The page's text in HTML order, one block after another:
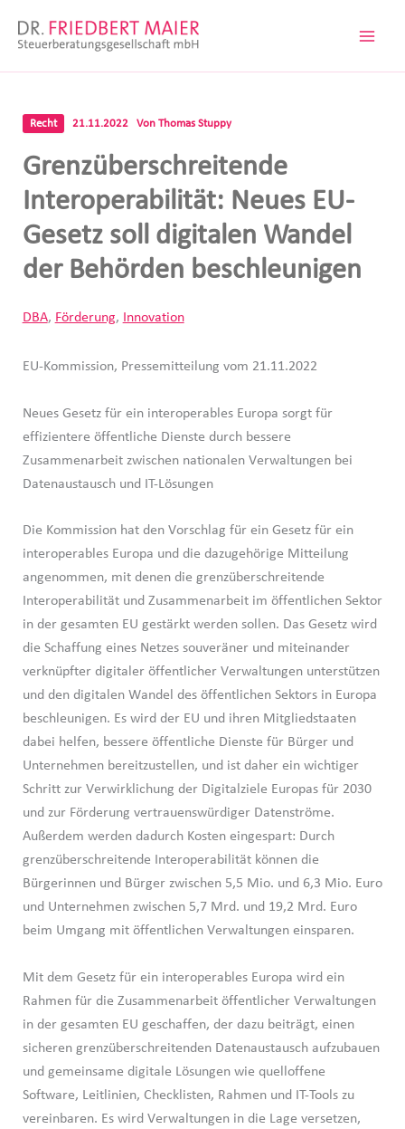
Inhalt
Recht 21.11.2022 Von Thomas Stuppy
Grenzüberschreitende
Interoperabilität: Neues EU-
Gesetz soll digitalen Wandel
der Behörden beschleunigen
DBA, Förderung, Innovation
EU-Kommission, Pressemitteilung vom 21.11.2022
Neues Gesetz für ein interoperables Europa sorgt für
effizientere öffentliche Dienste durch bessere
Zusammenarbeit zwischen nationalen Verwaltungen bei
Datenaustausch und IT-Lösungen
Die Kommission hat den Vorschlag für ein Gesetz für ein
interoperables Europa und die dazugehörige Mitteilung
angenommen, mit denen die grenzüberschreitende
Interoperabilität und Zusammenarbeit im öffentlichen Sektor
in der gesamten EU gestärkt werden sollen. Das Gesetz wird
die Schaffung eines Netzes souveräner und miteinander
verknüpfter digitaler öffentlicher Verwaltungen unterstützen
und den digitalen Wandel des öffentlichen Sektors in Europa
beschleunigen. Es wird der EU und ihren Mitgliedstaaten
dabei helfen, bessere öffentliche Dienste für Bürger und
Unternehmen bereitzustellen, und ist daher ein wichtiger
Schritt zur Verwirklichung der Digitalziele Europas für 2030
und zur Förderung vertrauenswürdiger Datenströme.
Außerdem werden dadurch Kosten eingespart: Durch
grenzüberschreitende Interoperabilität können die
Bürgerinnen und Bürger zwischen 5,5 Mio. und 6,3 Mio. Euro
und Unternehmen zwischen 5,7 Mrd. und 19,2 Mrd. Euro
beim Umgang mit öffentlichen Verwaltungen einsparen.
Mit dem Gesetz für ein interoperables Europa wird ein
Rahmen für die Zusammenarbeit öffentlicher Verwaltungen
in der gesamten EU geschaffen, der dazu beiträgt, einen
sicheren grenzüberschreitenden Datenaustausch aufzubauen
und gemeinsame digitale Lösungen wie quelloffene
Software, Leitlinien, Checklisten, Rahmen und IT-Tools zu
vereinbaren. Es wird Verwaltungen in die Lage versetzen,